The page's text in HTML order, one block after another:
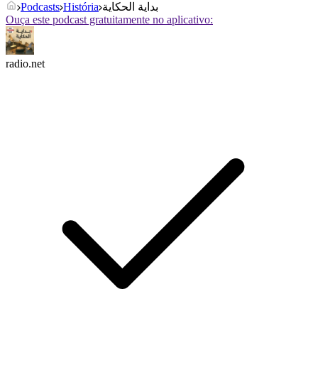
Podcasts História بداية الحكاية
Ouça este podcast gratuitamente no aplicativo:
radio.net